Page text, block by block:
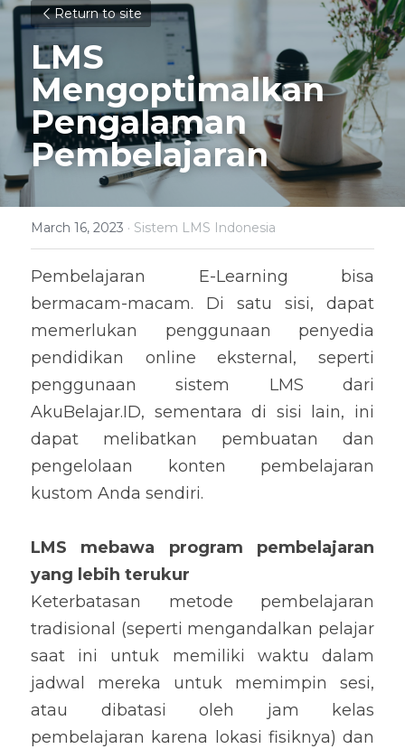
Return to site
LMS
Mengoptimalkan
Pengalaman
Pembelajaran
March 16, 2023 · Sistem LMS Indonesia
Pembelajaran E-Learning bisa
bermacam-macam. Di satu sisi, dapat
memerlukan penggunaan penyedia
pendidikan online eksternal, seperti
penggunaan sistem LMS dari
AkuBelajar.ID, sementara di sisi lain, ini
dapat melibatkan pembuatan dan
pengelolaan konten pembelajaran
kustom Anda sendiri.
LMS mebawa program pembelajaran
yang lebih terukur
Keterbatasan metode pembelajaran
tradisional (seperti mengandalkan pelajar
saat ini untuk memiliki waktu dalam
jadwal mereka untuk memimpin sesi,
atau dibatasi oleh jam kelas
pembelajaran karena lokasi fisiknya) dan